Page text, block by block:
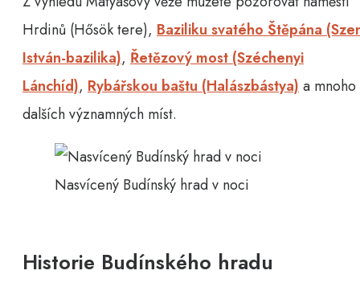
Hrdinů (Hősök tere), Baziliku svatého Štěpána
István-bazilika), Řetězový most (Széchenyi
Lánchíd), Rybářskou baštu (Halászbástya) a mnoho
dalších významných míst.
Nasvícený Budínský hrad v noci
Historie Budínského hradu